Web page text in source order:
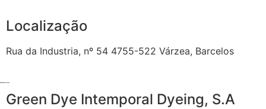
Localização
Rua da Industria, nº 54 4755-522 Várzea, Barcelos
Green Dye Intemporal Dyeing, S.A